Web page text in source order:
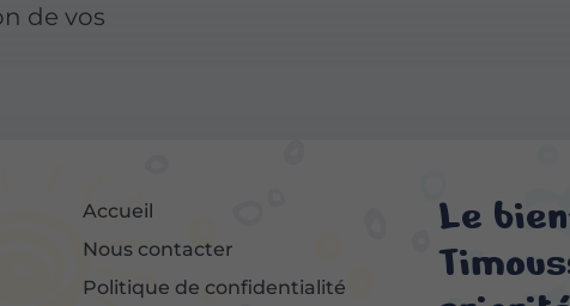
de vos
Accueil
Nous contacter
Politique de confidentialité
Le